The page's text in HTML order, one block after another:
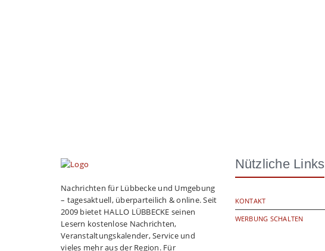
Nachrichten für Lübbecke und Umgebung
– tagesaktuell, überparteilich & online. Seit
2009 bietet HALLO LÜBBECKE seinen
Lesern kostenlose Nachrichten,
Veranstaltungskalender, Service und
vieles mehr aus der Region. Für
Nützliche Links
KONTAKT
WERBUNG SCHALTEN